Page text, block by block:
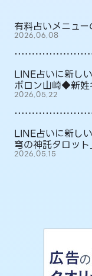
有料占いメニュ
2026.06.08
LINE占いに新し
ポロン山崎◆新姓
2026.05.22
LINE占いに新し
穹の神託タロット
2026.05.15